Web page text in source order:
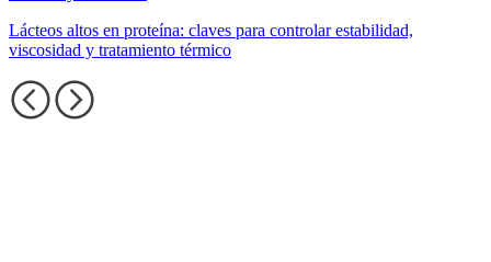
Lácteos altos en proteína: claves para controlar estabilidad,
viscosidad y tratamiento térmico